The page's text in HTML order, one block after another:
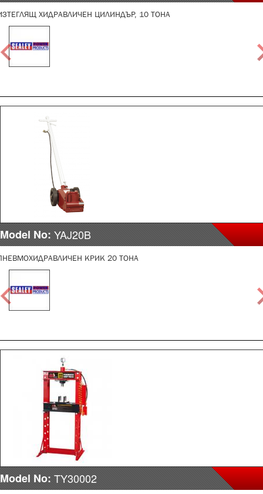
ХИДРАВЛИЧЕН ЦИЛИНДЪР, 10 ТОНА
Model No:YAJ20B
КРИК 20 ТОНА
Model No:TY30002